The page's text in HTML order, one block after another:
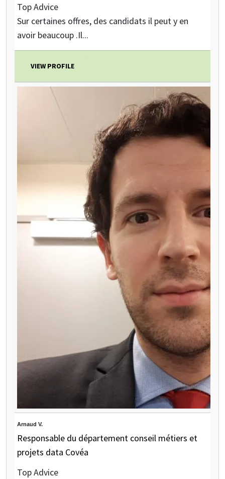
Top Advice
Sur certaines offres, des candidats il peut y en
avoir beaucoup .Il...
VIEW PROFILE
Arnaud V.
Responsable du département conseil métiers et
projets data Covéa
Top Advice